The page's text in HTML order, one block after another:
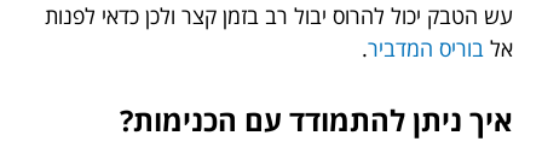
עש הטבק יכול להרוס יבול רב בזמן קצר ולכן כדאי לפנות
אל בוריס המדביר.
איך ניתן להתמודד עם הכנימות?